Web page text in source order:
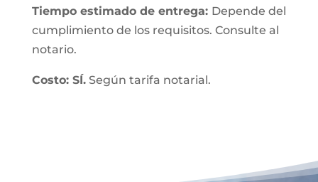
Tiempo estimado de entrega: Depende del
cumplimiento de los requisitos. Consulte al
notario.
Costo: SÍ.Según tarifa notarial.